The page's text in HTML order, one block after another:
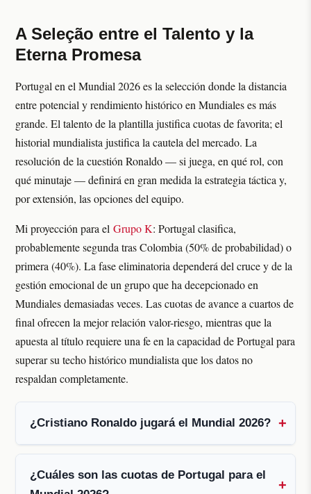
A Seleção entre el Talento y la
Eterna Promesa
Portugal en el Mundial 2026 es la selección donde la distancia
entre potencial y rendimiento histórico en Mundiales es más
grande. El talento de la plantilla justifica cuotas de favorita; el
historial mundialista justifica la cautela del mercado. La
resolución de la cuestión Ronaldo — si juega, en qué rol, con
qué minutaje — definirá en gran medida la estrategia táctica y,
por extensión, las opciones del equipo.
Mi proyección para elGrupo K: Portugal clasifica,
probablemente segunda tras Colombia (50% de probabilidad) o
primera (40%). La fase eliminatoria dependerá del cruce y de la
gestión emocional de un grupo que ha decepcionado en
Mundiales demasiadas veces. Las cuotas de avance a cuartos de
final ofrecen la mejor relación valor-riesgo, mientras que la
apuesta al título requiere una fe en la capacidad de Portugal para
superar su techo histórico mundialista que los datos no
respaldan completamente.
¿Cristiano Ronaldo jugará el Mundial 2026?
¿Cuáles son las cuotas de Portugal para el